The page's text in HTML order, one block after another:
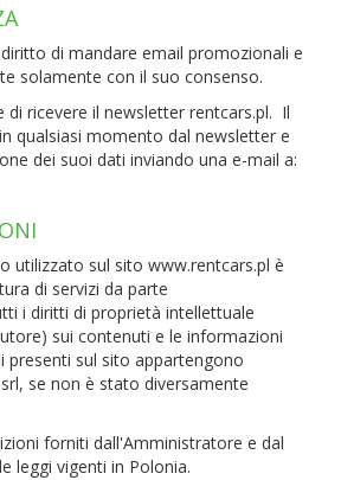
di mandare email promozionali e
solamente con il suo consenso.
di ricevere il newsletter rentcars.pl. Il
qualsiasi momento dal newsletter e
dei suoi dati inviando una e-mail a:
utilizzato sul sito www.rentcars.pl è
di servizi da parte
i diritti di proprietà intellettuale
sui contenuti e le informazioni
presenti sul sito appartengono
se non è stato diversamente
forniti dall'Amministratore e dal
leggi vigenti in Polonia.